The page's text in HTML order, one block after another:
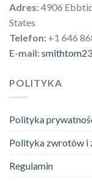
Adres:4906
States
Telefon: +1 646
E-mail:
POLITYKA
Polityka
Polityka zwrotów i
Regulamin